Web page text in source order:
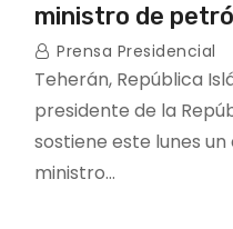
ministro de
Prensa Presidencial
Teherán, República
presidente de la
sostiene este lunes
ministro…